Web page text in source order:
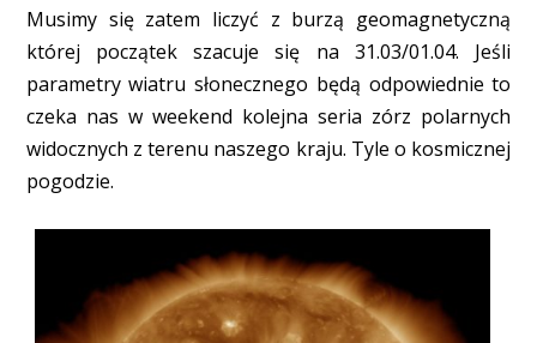
Musimy się zatem liczyć z burzą geomagnetyczną
której początek szacuje się na 31.03/01.04. Jeśli
parametry wiatru słonecznego będą odpowiednie to
czeka nas w weekend kolejna seria zórz polarnych
widocznych z terenu naszego kraju. Tyle o kosmicznej
pogodzie.